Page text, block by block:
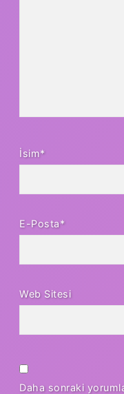
İsim*
E-Posta*
Web Sitesi
Daha sonraki